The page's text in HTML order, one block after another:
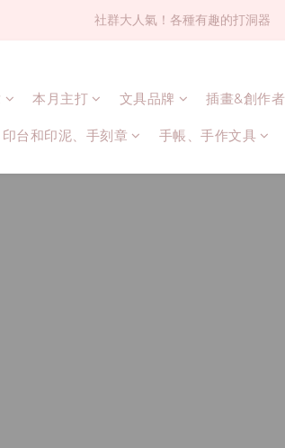
社群大人氣！各種有趣的打洞器
社群大人氣！各種有趣的打洞器
全店$1500免運(台灣地區)
社群大人氣！各種有趣的打洞器
本月主打 文具品牌 插畫&創作者
台和印泥、手刻章 手帳、手作文具